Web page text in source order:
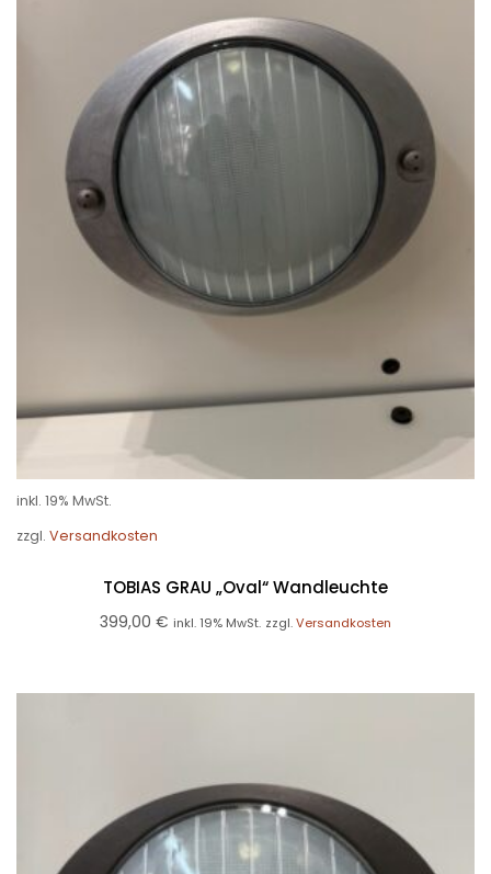
inkl. 19% MwSt.
zzgl. Versandkosten
TOBIAS GRAU „Oval“ Wandleuchte
399,00 € inkl. 19% MwSt. zzgl.Versandkosten